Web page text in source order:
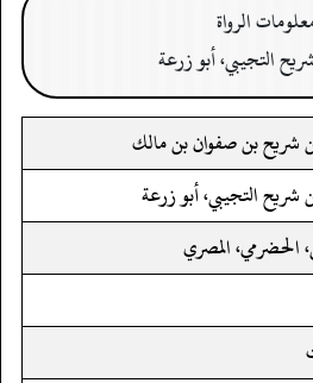
الرواة
التجيبي، أبو زرعة
شريح بن صفوان بن مالك
شريح التجيبي، أبو زرعة
الحضرمي، المصري